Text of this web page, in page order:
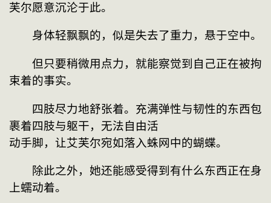
芙尔愿意沉沦于此。
身体轻飘飘的，似是失去了重力，悬于空中。
但只要稍微用点力，就能察觉到自己正在被拘
束着的事实。
四肢尽力地舒张着。充满弹性与韧性的东西包
裹着四肢与躯干，无法自由活
动手脚，让艾芙尔宛如落入蛛网中的蝴蝶。
除此之外，她还能感受得到有什么东西正在身
上蠕动着。